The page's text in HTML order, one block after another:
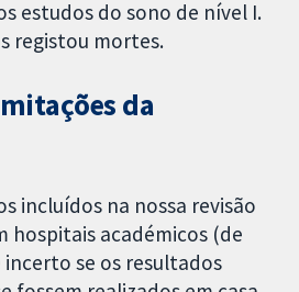
estudos do sono de nível I.
registou mortes.
da
incluídos na nossa revisão
hospitais académicos (de
se os resultados